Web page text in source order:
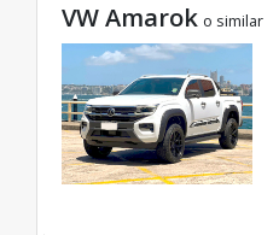
VW Amarok o similar